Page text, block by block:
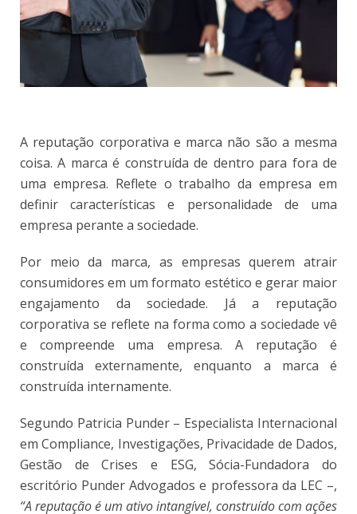
A reputação corporativa e marca não são a mesma
coisa. A marca é construída de dentro para fora de
uma empresa. Reflete o trabalho da empresa em
definir características e personalidade de uma
empresa perante a sociedade.
Por meio da marca, as empresas querem atrair
consumidores em um formato estético e gerar maior
engajamento da sociedade. Já a reputação
corporativa se reflete na forma como a sociedade vê
e compreende uma empresa. A reputação é
construída externamente, enquanto a marca é
construída internamente.
Segundo Patricia Punder – Especialista Internacional
em Compliance, Investigações, Privacidade de Dados,
Gestão de Crises e ESG, Sócia-Fundadora do
escritório Punder Advogados e professora da LEC –,
“A reputação é um ativo intangível, construído com ações